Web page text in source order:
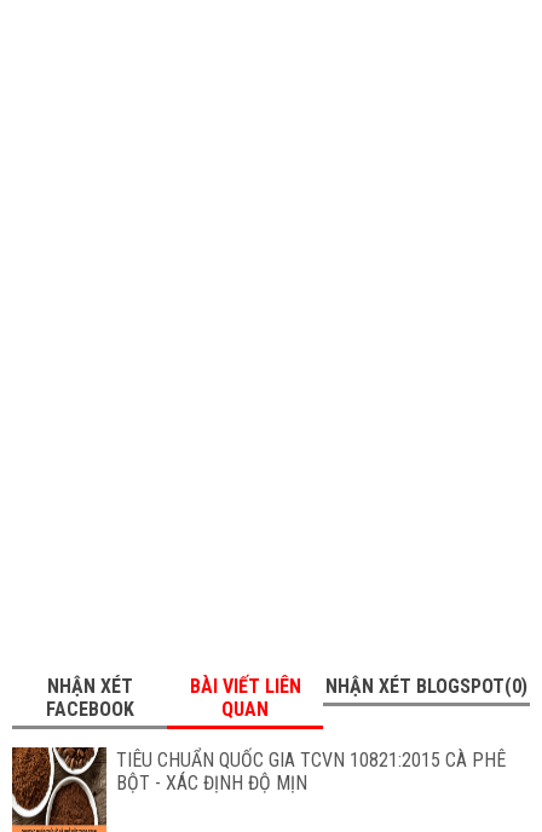
NHẬN XÉT
FACEBOOK
BÀI VIẾT LIÊN
QUAN
NHẬN XÉT BLOGSPOT(0)
TIÊU CHUẨN QUỐC GIA TCVN 10821:2015 CÀ PHÊ
BỘT - XÁC ĐỊNH ĐỘ MỊN